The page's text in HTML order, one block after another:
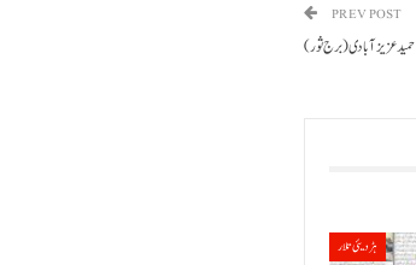
PREV POST
حمید عزیز آبادی (برج ثور)
ہڑدیئی تلار